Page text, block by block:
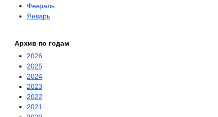
Февраль
Январь
Архив по годам
2026
2025
2024
2023
2022
2021